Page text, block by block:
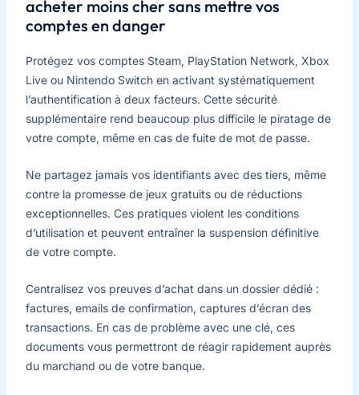
acheter moins cher sans mettre vos
comptes en danger
Protégez vos comptes Steam, PlayStation Network, Xbox
Live ou Nintendo Switch en activant systématiquement
l’authentification à deux facteurs. Cette sécurité
supplémentaire rend beaucoup plus difficile le piratage de
votre compte, même en cas de fuite de mot de passe.
Ne partagez jamais vos identifiants avec des tiers, même
contre la promesse de jeux gratuits ou de réductions
exceptionnelles. Ces pratiques violent les conditions
d’utilisation et peuvent entraîner la suspension définitive
de votre compte.
Centralisez vos preuves d’achat dans un dossier dédié :
factures, emails de confirmation, captures d’écran des
transactions. En cas de problème avec une clé, ces
documents vous permettront de réagir rapidement auprès
du marchand ou de votre banque.